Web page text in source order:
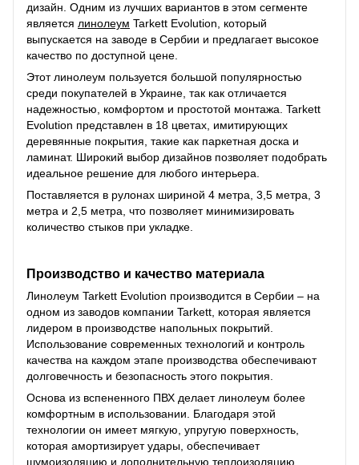
дизайн. Одним из лучших вариантов в этом сегменте
является линолеум Tarkett Evolution, который
выпускается на заводе в Сербии и предлагает высокое
качество по доступной цене.
Этот линолеум пользуется большой популярностью
среди покупателей в Украине, так как отличается
надежностью, комфортом и простотой монтажа. Tarkett
Evolution представлен в 18 цветах, имитирующих
деревянные покрытия, такие как паркетная доска и
ламинат. Широкий выбор дизайнов позволяет подобрать
идеальное решение для любого интерьера.
Поставляется в рулонах шириной 4 метра, 3,5 метра, 3
метра и 2,5 метра, что позволяет минимизировать
количество стыков при укладке.
Производство и качество материала
Линолеум Tarkett Evolution производится в Сербии – на
одном из заводов компании Tarkett, которая является
лидером в производстве напольных покрытий.
Использование современных технологий и контроль
качества на каждом этапе производства обеспечивают
долговечность и безопасность этого покрытия.
Основа из вспененного ПВХ делает линолеум более
комфортным в использовании. Благодаря этой
технологии он имеет мягкую, упругую поверхность,
которая амортизирует удары, обеспечивает
шумоизоляцию и дополнительную теплоизоляцию.